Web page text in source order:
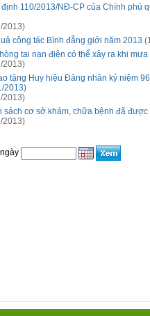
định 110/2013/NĐ-CP của Chính phủ
2013)
công tác Bình đẳng giới năm 2013
tai nạn điện có thể xảy ra khi
2013)
tặng Huy hiệu Đảng nhân kỷ niệm
2013)
2013)
sách cơ sở khám, chữa bệnh đã
2013)